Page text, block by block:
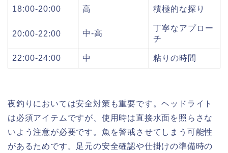
18:00-20:00 高 積極的な探り
20:00-22:00 中-高
丁寧なアプロー
チ
22:00-24:00 中 粘りの時間
夜釣りにおいては安全対策も重要です。ヘッドライト
は必須アイテムですが、使用時は直接水面を照らさな
いよう注意が必要です。魚を警戒させてしまう可能性
があるためです。足元の安全確認や仕掛けの準備時の